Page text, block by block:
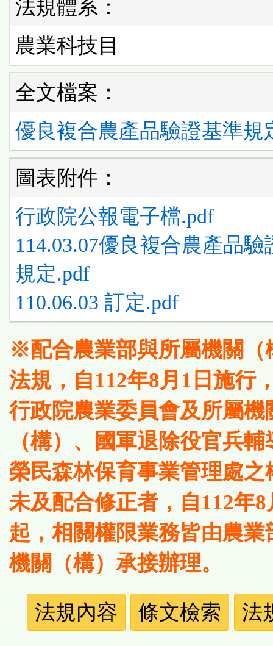
法規體系：
農業科技目
全文檔案：
優良複合農產品驗證基準規
圖表附件：
行政院公報電子檔.pdf
114.03.07優良複合農產品驗
規定.pdf
110.06.03 訂定.pdf
※配合農業部與所屬機關（
法規，自112年8月1日施行
行政院農業委員會及所屬機
（構）、國軍退除役官兵
榮民森林保育事業管理處之
未及配合修正者，自112年8
起，相關權限業務皆由農業
機關（構）承接辦理。
規
法規內容 條文檢索 法